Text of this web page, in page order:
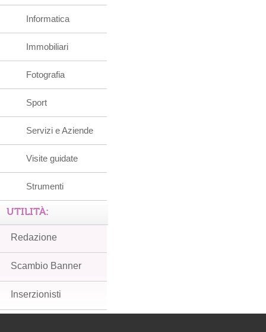
Informatica
Immobiliari
Fotografia
Sport
Servizi e Aziende
Visite guidate
Strumenti
UTILITÀ:
Redazione
Scambio Banner
Inserzionisti